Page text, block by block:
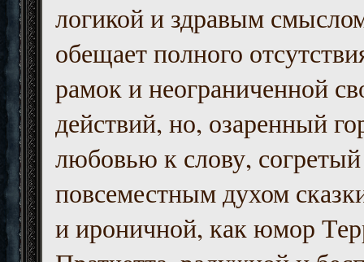
логикой и здравым
обещает полного
рамок и неограниченной
действий, но, озаренный
любовью к слову, согретый
повсеместным духом
и ироничной, как юмор